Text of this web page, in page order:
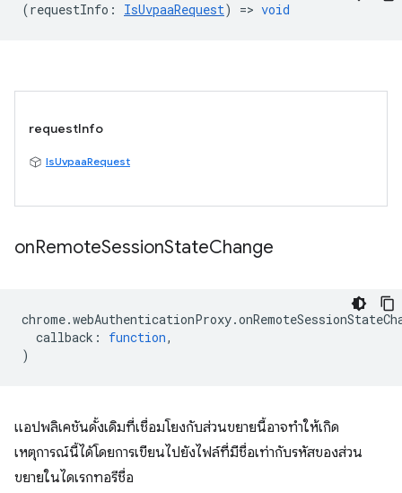
(requestInfo : IsUvpaaRequest) => void
requestInfo
IsUvpaaRequest
onRemoteSessionStateChange
chrome.webAuthenticationProxy.
callback : function,
)
แอปพลิเคชันดั้งเดิมที่เชื่อมโยงกับส่วนขยายนี้อาจทําให้เกิด
เหตุการณ์นี้ได้โดยการเขียนไปยังไฟล์ที่มีชื่อเท่ากับรหัสของส่วน
ขยายในไดเรกทอรีชื่อ